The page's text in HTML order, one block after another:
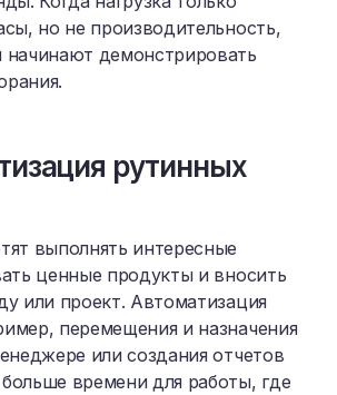
но не производительность,
демонстрировать
рутинных
выполнять интересные
ценные продукты и вносить
или проект. Автоматизация
перемещения и назначения
или создания отчетов
времени для работы, где